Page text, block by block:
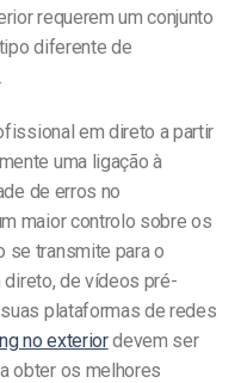
requerem um conjunto
diferente de
em direto a partir
uma ligação à
de erros no
maior controlo sobre os
se transmite para o
direto, de vídeos pré-
plataformas de redes
no exteriordevem ser
obter os melhores